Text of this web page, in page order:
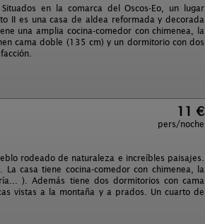
en la comarca del Oscos-Eo, un lugar
II es una casa de aldea reformada y decorada
una amplia cocina-comedor con chimenea, la
cama doble (135 cm) y un dormitorio con dos
11 €
pers/noche
rodeado de naturaleza e increíbles paisajes.
casa tiene cocina-comedor con chimenea, la
). Además tiene dos dormitorios con cama
vistas a la montaña y a prados. Un cuarto de